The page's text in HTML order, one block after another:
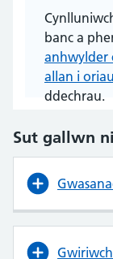
banc a
anhwylder
allan i oriau
ddechrau.
Sut gallwn